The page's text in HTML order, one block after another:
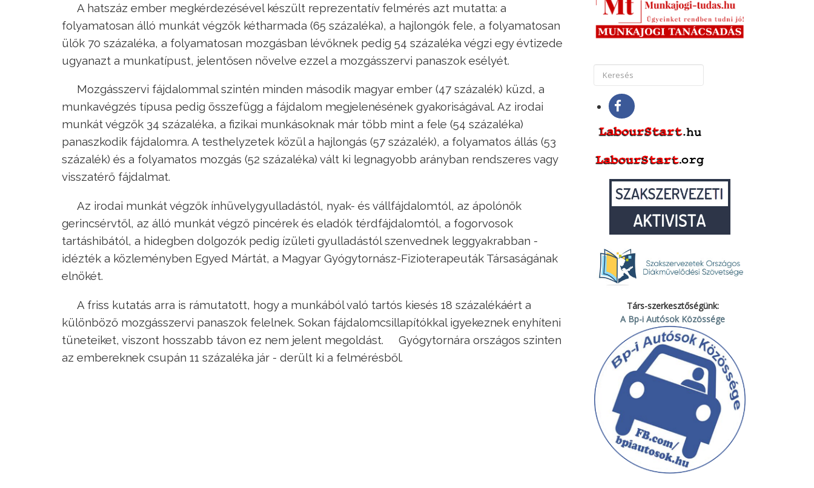
A hatszáz ember megkérdezésével készült reprezentatív felmérés azt mutatta: a
folyamatosan álló munkát végzők kétharmada (65 százaléka), a hajlongók fele, a folyamatosan
ülők 70 százaléka, a folyamatosan mozgásban lévőknek pedig 54 százaléka végzi egy évtizede
ugyanazt a munkatípust, jelentősen növelve ezzel a mozgásszervi panaszok esélyét.
Mozgásszervi fájdalommal szintén minden második magyar ember (47 százalék) küzd, a
munkavégzés típusa pedig összefügg a fájdalom megjelenésének gyakoriságával. Az irodai
munkát végzők 34 százaléka, a fizikai munkásoknak már több mint a fele (54 százaléka)
panaszkodik fájdalomra. A testhelyzetek közül a hajlongás (57 százalék), a folyamatos állás (53
százalék) és a folyamatos mozgás (52 százaléka) vált ki legnagyobb arányban rendszeres vagy
visszatérő fájdalmat.
Az irodai munkát végzők ínhüvelygyulladástól, nyak- és vállfájdalomtól, az ápolónők
gerincsérvtől, az álló munkát végző pincérek és eladók térdfájdalomtól, a fogorvosok
tartáshibától, a hidegben dolgozók pedig ízületi gyulladástól szenvednek leggyakrabban -
idézték a közleményben Egyed Mártát, a Magyar Gyógytornász-Fizioterapeuták Társaságának
elnökét.
A friss kutatás arra is rámutatott, hogy a munkából való tartós kiesés 18 százalékáért a
különböző mozgásszervi panaszok felelnek. Sokan fájdalomcsillapítókkal igyekeznek enyhíteni
tüneteiket, viszont hosszabb távon ez nem jelent megoldást. Gyógytornára országos szinten
az embereknek csupán 11 százaléka jár - derült ki a felmérésből.
Társ-szerkesztőségünk:
A Bp-i Autósok Közössége